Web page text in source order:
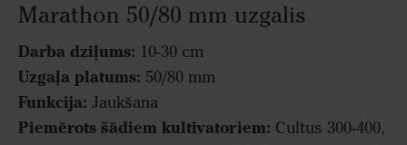
Marathon 50/80 mm uzgalis
Darba dziļums: 10-30 cm
Uzgaļa platums: 50/80 mm
Funkcija: Jaukšana
Piemērots šādiem kultivatoriem: Cultus 300-400,